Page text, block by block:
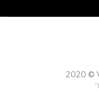
2020 ©